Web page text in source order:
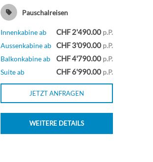
Pauschalreisen
Innenkabine ab CHF 2'490.00 p.P.
Aussenkabine ab CHF 3'090.00 p.P.
Balkonkabine ab
CHF 4'790.00 p.P.
Suite ab
CHF 6'990.00 p.P.
JETZT ANFRAGEN
WEITERE DETAILS